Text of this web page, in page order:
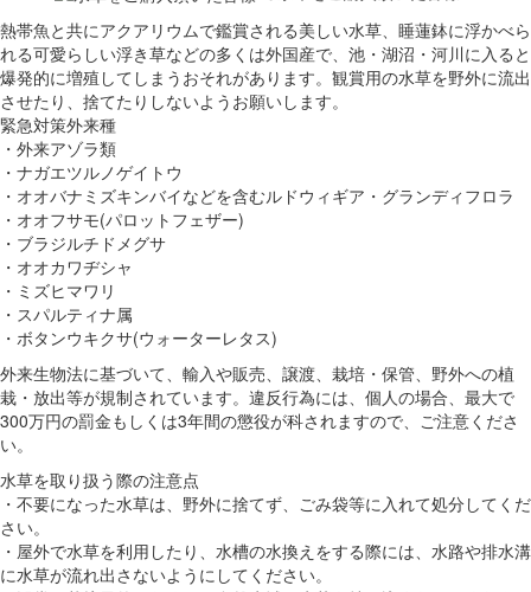
熱帯魚と共にアクアリウムで鑑賞される美しい水草、睡蓮鉢に浮かべら
れる可愛らしい浮き草などの多くは外国産で、池・湖沼・河川に入ると
爆発的に増殖してしまうおそれがあります。観賞用の水草を野外に流出
させたり、捨てたりしないようお願いします。
緊急対策外来種
・外来アゾラ類
・ナガエツルノゲイトウ
・オオバナミズキンバイなどを含むルドウィギア・グランディフロラ
・オオフサモ(パロットフェザー)
・ブラジルチドメグサ
・オオカワヂシャ
・ミズヒマワリ
・スパルティナ属
・ボタンウキクサ(ウォーターレタス)
外来生物法に基づいて、輸入や販売、譲渡、栽培・保管、野外への植
栽・放出等が規制されています。違反行為には、個人の場合、最大で
300万円の罰金もしくは3年間の懲役が科されますので、ご注意くださ
い。
水草を取り扱う際の注意点
・不要になった水草は、野外に捨てず、ごみ袋等に入れて処分してくだ
さい。
・屋外で水草を利用したり、水槽の水換えをする際には、水路や排水溝
に水草が流れ出さないようにしてください。